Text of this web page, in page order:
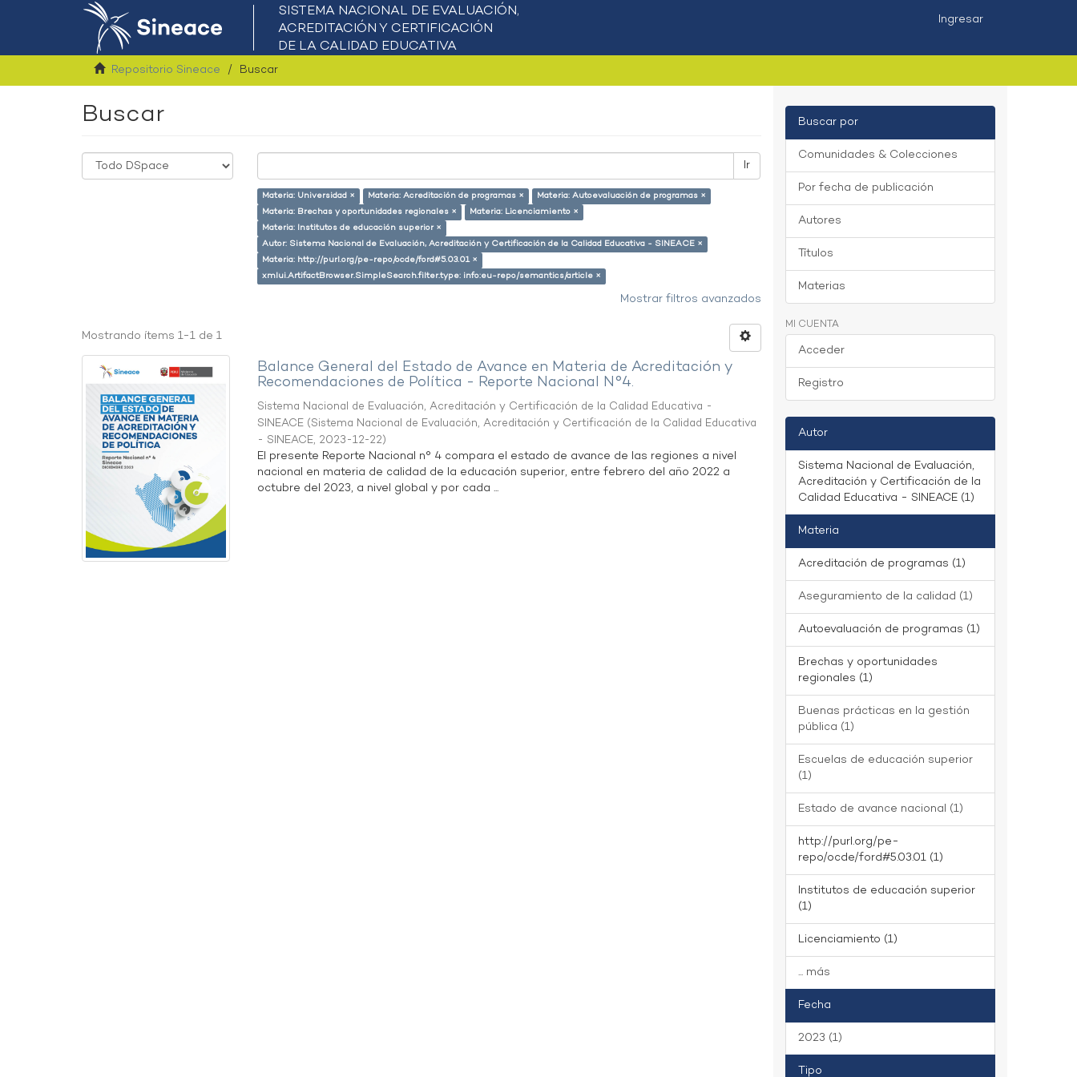
Ingresar
Repositorio Sineace Buscar
Buscar
Ir
Materia: Universidad × Materia: Acreditación de programas ×
Materia: Autoevaluación de programas ×
Materia: Brechas y oportunidades regionales ×
Materia: Licenciamiento ×
Materia: Institutos de educación superior ×
Autor: Sistema Nacional de Evaluación, Acreditación y Certificación de la Calidad Educativa - SINEACE ×
Materia: http://purl.org/pe-repo/ocde/ford#5.03.01 ×
xmlui.ArtifactBrowser.SimpleSearch.filter.type: info:eu-repo/semantics/article ×
Mostrar filtros avanzados
Mostrando ítems 1-1 de 1
Balance General del Estado de Avance en Materia de Acreditación y
Recomendaciones de Política - Reporte Nacional N°4.
Sistema Nacional de Evaluación, Acreditación y Certificación de la Calidad Educativa -
SINEACE (Sistema Nacional de Evaluación, Acreditación y Certificación de la Calidad Educativa
- SINEACE, 2023-12-22)
El presente Reporte Nacional n° 4 compara el estado de avance de las regiones a nivel
nacional en materia de calidad de la educación superior, entre febrero del año 2022 a
octubre del 2023, a nivel global y por cada ...
Buscar por
Comunidades & Colecciones
Por fecha de publicación
Autores
Títulos
Materias
MI CUENTA
Acceder
Registro
Autor
Sistema Nacional de Evaluación,
Acreditación y Certificación de la
Calidad Educativa - SINEACE (1)
Materia
Acreditación de programas (1)
Aseguramiento de la calidad (1)
Autoevaluación de programas (1)
Brechas y oportunidades
regionales (1)
Buenas prácticas en la gestión
pública (1)
Escuelas de educación superior
(1)
Estado de avance nacional (1)
http://purl.org/pe-
repo/ocde/ford#5.03.01 (1)
Institutos de educación superior
(1)
Licenciamiento (1)
... más
Fecha
2023 (1)
Tipo